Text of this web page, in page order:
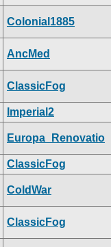
Colonial1885
AncMed
ClassicFog
Imperial2
Europa_Renovatio
ClassicFog
ColdWar
ClassicFog